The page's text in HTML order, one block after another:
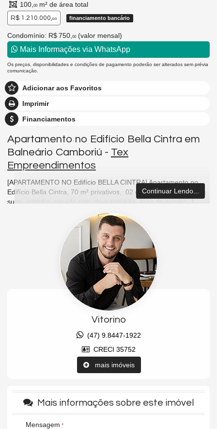
100, 00 m² de área total
R$ 1.210.000,00 financiamento bancário
Condomínio: R$ 750, 00 (valor mensal)
Mais Informações via WhatsApp
Os preços, disponibilidades e condições de pagamento poderão ser alterados sem prévia
comunicação.
Adicionar aos Favoritos
Imprimir
Financiamentos
Apartamento no Edifício Bella Cintra em
Balneário Camboriú - Tex
Empreendimentos
[APARTAMENTO NO Edifício BELLA CINTRA] Apartamento no
Edifício Bella Cintra, 70 m² privativos, 02 dormitórios sendo uma
suíte, cozinha, sacada com churrasqueira, área de serviço, 1
banheiro social, 01 vagas de garagem privativas.
Empreendimento: Conta com Academia, bicicletário, entrada p/
banhistas e box de praia, espaço gourmet, playground, sala de
jogos, salão de festas e piscina aquecida.
Localização: Próximo ao Balneário Shopping, rodoviária, escolas,
faculdades, supermercados.
(Parcelamento mensal )
2x R$ 172.500,00
Características do Imóvel
Área de Serviço
Sacada com Churrasqueira
Continuar Lendo...
Vitorino
(47) 9.8447-1922
CRECI 35752
mais imóveis
Mais informações sobre este imóvel
Mensagem